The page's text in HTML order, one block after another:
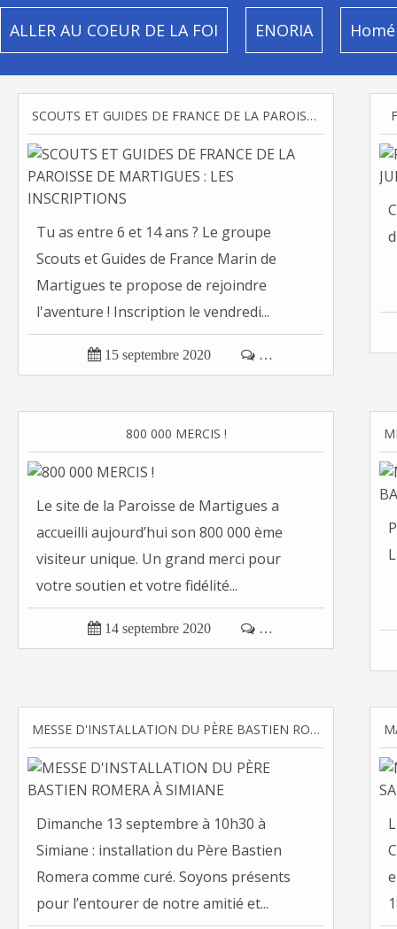
ALLER AU COEUR DE LA FOI ENORIA
SCOUTS ET GUIDES DE FRANCE DE LA PAROISSE DE MARTIGUES : LES INSCRIPTIONS
Tu as entre 6 et 14 ans ? Le groupe
Scouts et Guides de France Marin de
Martigues te propose de rejoindre
l'aventure ! Inscription le vendredi...
 15 septembre 2020  …
800 000 MERCIS !
Le site de la Paroisse de Martigues a
accueilli aujourd’hui son 800 000 ème
visiteur unique. Un grand merci pour
votre soutien et votre fidélité...
 14 septembre 2020  …
MESSE D'INSTALLATION DU PÈRE BASTIEN ROMERA À SIMIANE
Dimanche 13 septembre à 10h30 à
Simiane : installation du Père Bastien
Romera comme curé. Soyons présents
pour l’entourer de notre amitié et...